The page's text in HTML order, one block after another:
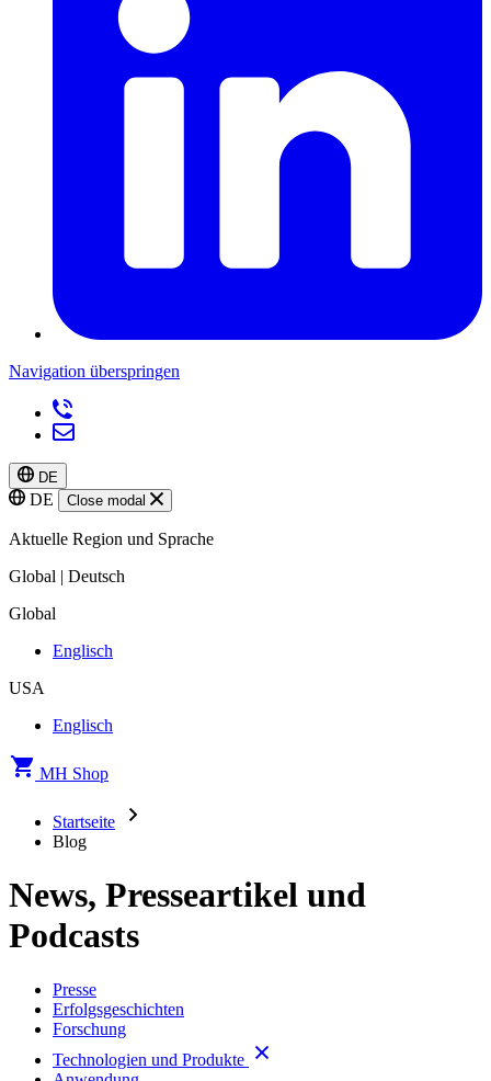
Navigation überspringen
DE
DE Close modal
Aktuelle Region und Sprache
Global | Deutsch
Global
Englisch
USA
Englisch
MH Shop
Startseite
Blog
News, Presseartikel und
Podcasts
Presse
Erfolgsgeschichten
Forschung
Technologien und Produkte